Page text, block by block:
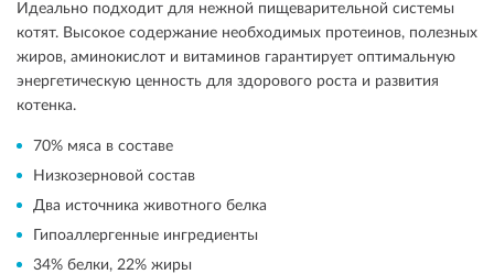
Идеально подходит для нежной пищеварительной системы
котят. Высокое содержание необходимых протеинов, полезных
жиров, аминокислот и витаминов гарантирует оптимальную
энергетическую ценность для здорового роста и развития
котенка.
70% мяса в составе
Низкозерновой состав
Два источника животного белка
Гипоаллергенные ингредиенты
34% белки, 22% жиры